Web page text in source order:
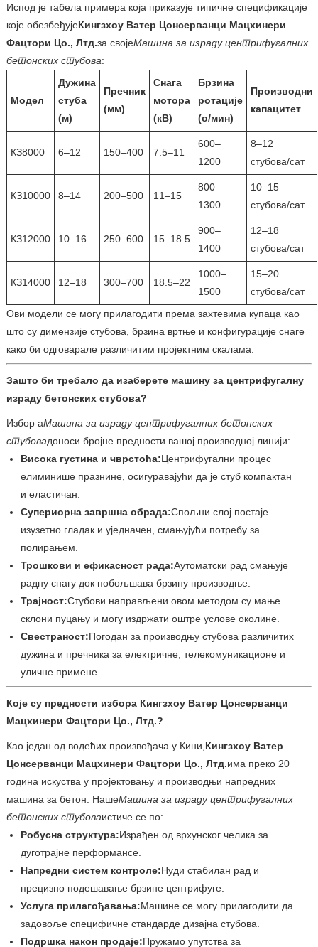
Испод је табела примера која приказује типичне спецификације
које обезбеђујеКингзхоу Ватер Цонсерванци Мацхинери
Фацтори Цо., Лтд.за својеМашина за израду центрифугалних
бетонских стубова:
Модел
Дужина
стуба
(м)
Пречник
(мм)
Снага
мотора
(кВ)
Брзина
ротације
(о/мин)
Производни
капацитет
КЗ8000 6–12 150–400 7.5–11
600–
1200
8–12
стубова/сат
КЗ10000 8–14 200–500 11–15
800–
1300
10–15
стубова/сат
КЗ12000 10–16 250–600 15–18.5
900–
1400
12–18
стубова/сат
КЗ14000 12–18 300–700 18.5–22
1000–
1500
15–20
стубова/сат
Ови модели се могу прилагодити према захтевима купаца као
што су димензије стубова, брзина вртње и конфигурације снаге
како би одговарале различитим пројектним скалама.
Зашто би требало да изаберете машину за центрифугалну
израду бетонских стубова?
Избор аМашина за израду центрифугалних бетонских
стубовадоноси бројне предности вашој производној линији:
Висока густина и чврстоћа:Центрифугални процес
елиминише празнине, осигуравајући да је стуб компактан
и еластичан.
Супериорна завршна обрада:Спољни слој постаје
изузетно гладак и уједначен, смањујући потребу за
полирањем.
Трошкови и ефикасност рада:Аутоматски рад смањује
радну снагу док побољшава брзину производње.
Трајност:Стубови направљени овом методом су мање
склони пуцању и могу издржати оштре услове околине.
Свестраност:Погодан за производњу стубова различитих
дужина и пречника за електричне, телекомуникационе и
уличне примене.
Које су предности избора Кингзхоу Ватер Цонсерванци
Мацхинери Фацтори Цо., Лтд.?
Као један од водећих произвођача у Кини, Кингзхоу Ватер
Цонсерванци Мацхинери Фацтори Цо., Лтд.има преко 20
година искуства у пројектовању и производњи напредних
машина за бетон. НашеМашина за израду центрифугалних
бетонских стубоваистиче се по:
Робусна структура:Израђен од врхунског челика за
дуготрајне перформансе.
Напредни систем контроле:Нуди стабилан рад и
прецизно подешавање брзине центрифуге.
Услуга прилагођавања:Машине се могу прилагодити да
задовоље специфичне стандарде дизајна стубова.
Подршка након продаје:Пружамо упутства за